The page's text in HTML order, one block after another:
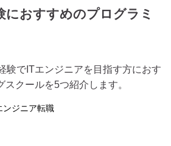
におすすめのプログラミ
験でITエンジニアを目指す方におす
クールを5つ紹介します。
ンジニア転職